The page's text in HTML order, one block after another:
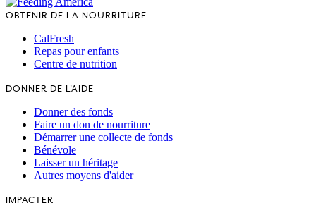
OBTENIR DE LA NOURRITURE
CalFresh
Repas pour enfants
Centre de nutrition
DONNER DE L'AIDE
Donner des fonds
Faire un don de nourriture
Démarrer une collecte de fonds
Bénévole
Laisser un héritage
Autres moyens d'aider
IMPACTER